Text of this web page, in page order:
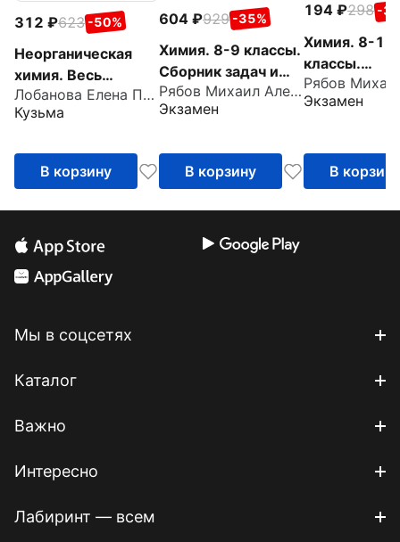
312 623 -50%
Неорганическая
химия. Весь
школьный курс в
таблицах и схемах
Лобанова Елена Петровна
Кузьма
В корзину
604 929 -35%
Химия. 8-9 классы.
Сборник задач и
упражнений
Рябов Михаил Алексеевич
Экзамен
В корзину
194 298 -
Химия. 8-11
классы.
Справочник.
Сборник
Экзамен
В корзину
Мы в соцсетях
Каталог
Важно
Интересно
Лабиринт — всем